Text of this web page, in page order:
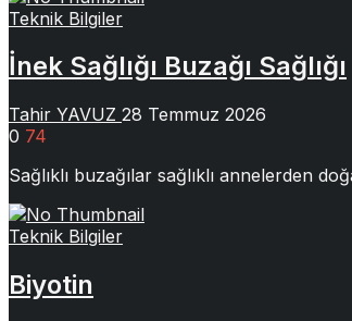
Teknik Bilgiler
İnek Sağlığı Buzağı Sağlığı
Tahir YAVUZ 28 Temmuz 2026
0 74
Sağlıklı buzağılar sağlıklı annelerden
Teknik Bilgiler
Biyotin